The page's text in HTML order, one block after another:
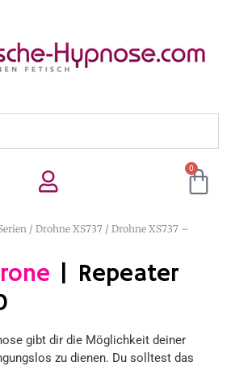
0
/ Drohne XS737 / Drohne XS737 –
| Repeater
gibt dir die Möglichkeit deiner
zu dienen. Du solltest das